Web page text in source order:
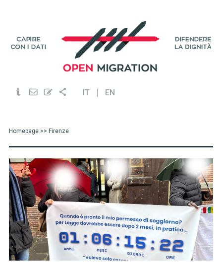
IT EN
Homepage>> Firenze